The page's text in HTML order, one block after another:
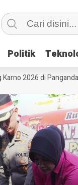
Politik
Politik
2026 di